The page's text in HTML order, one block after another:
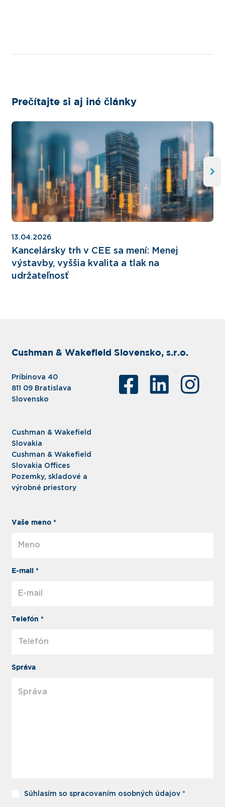
Prečítajte si aj iné články
13.04.2026
Kancelársky trh v CEE sa mení: Menej
výstavby, vyššia kvalita a tlak na
udržateľnosť
Cushman & Wakefield Slovensko, s.r.o.
Pribinova 40
811 09 Bratislava
Slovensko
Cushman & Wakefield
Slovakia
Cushman & Wakefield
Slovakia Offices
Pozemky, skladové a
výrobné priestory
Vaše meno *
E-mail *
Telefón *
Správa
Súhlasím so spracovaním osobných údajov *